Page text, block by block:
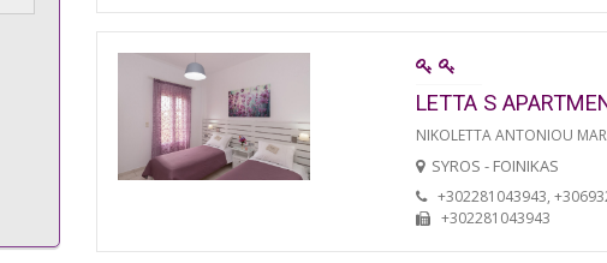
LETTA S
NIKOLETTA ANTONIOU
SYROS - FOINIKAS
+302281043943,
+302281043943